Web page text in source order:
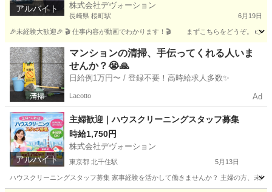
アルバイト 株式会社デヴォーション
長崎県 桜町駅 6月19日
🎉未経験大歓迎🎉 🎬 仕事内容が動画でわかります！🎬 まずこちらをどうぞ。 👉
長崎 長崎市 桜町駅 軽作業 スタッフ
マンションの清掃、手伝ってくれる人いま
せんか？😭🙏
日給例1万円〜 / 登録不要！高時給求人多数✨
Lacotto Ad
アルバイト
主婦歓迎｜ハウスクリーニングスタッフ募集
時給1,750円
株式会社デヴォーション
東京都 北千住駅 5月13日
ハウスクリーニングスタッフ募集 家事経験を活かして働きませんか？ 主婦の方、未